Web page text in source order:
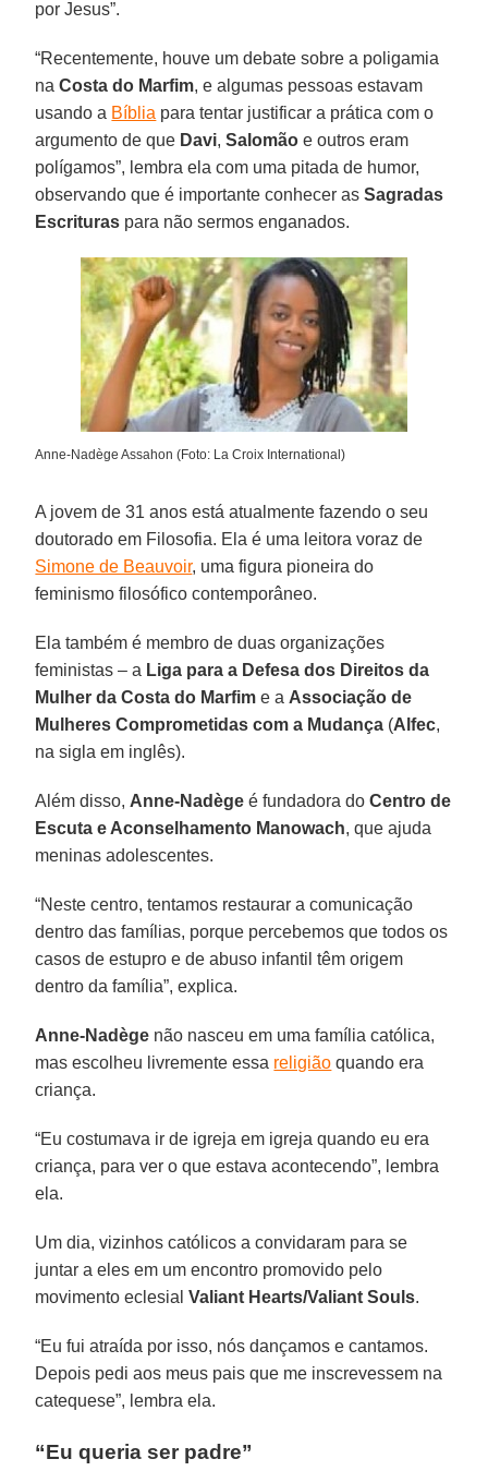
por Jesus”.
“Recentemente, houve um debate sobre a poligamia
naCosta do Marfim, e algumas pessoas estavam
usando a Bíblia para tentar justificar a prática com o
argumento de que Davi,Salomão e outros eram
polígamos”, lembra ela com uma pitada de humor,
observando que é importante conhecer asSagradas
Escrituras para não sermos enganados.
Anne-Nadège Assahon (Foto: La Croix International)
A jovem de 31 anos está atualmente fazendo o seu
doutorado em Filosofia. Ela é uma leitora voraz de
Simone de Beauvoir, uma figura pioneira do
feminismo filosófico contemporâneo.
Ela também é membro de duas organizações
feministas – a Liga para a Defesa dos Direitos da
Mulher da Costa do Marfim e a Associação de
Mulheres Comprometidas com a Mudança (Alfec,
na sigla em inglês).
Além disso, Anne-Nadège é fundadora doCentro de
Escuta e Aconselhamento Manowach, que ajuda
meninas adolescentes.
“Neste centro, tentamos restaurar a comunicação
dentro das famílias, porque percebemos que todos os
casos de estupro e de abuso infantil têm origem
dentro da família”, explica.
Anne-Nadège não nasceu em uma família católica,
mas escolheu livremente essa religião quando era
criança.
“Eu costumava ir de igreja em igreja quando eu era
criança, para ver o que estava acontecendo”, lembra
ela.
Um dia, vizinhos católicos a convidaram para se
juntar a eles em um encontro promovido pelo
movimento eclesialValiant Hearts/Valiant Souls.
“Eu fui atraída por isso, nós dançamos e cantamos.
Depois pedi aos meus pais que me inscrevessem na
catequese”, lembra ela.
“Eu queria ser padre”